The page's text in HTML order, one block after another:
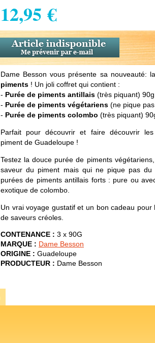
12,95 €
Dame Besson vous présente sa nouveauté: la
piments ! Un joli coffret qui contient :
- Purée de piments antillais (très piquant) 90g
- Purée de piments végétariens (ne pique
- Purée de piments colombo (très piquant)
Parfait pour découvrir et faire découvrir
piment de Guadeloupe !
Testez la douce purée de piments
saveur du piment mais qui ne pique pas
purées de piments antillais forts : pure ou
exotique de colombo.
Un vrai voyage gustatif et un bon cadeau pour
de saveurs créoles.
CONTENANCE : 3 x 90G
MARQUE : Dame Besson
ORIGINE : Guadeloupe
PRODUCTEUR : Dame Besson